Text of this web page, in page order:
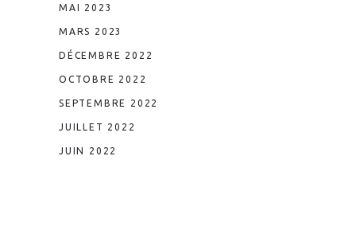
MAI 2023
MARS 2023
DÉCEMBRE 2022
OCTOBRE 2022
SEPTEMBRE 2022
JUILLET 2022
JUIN 2022